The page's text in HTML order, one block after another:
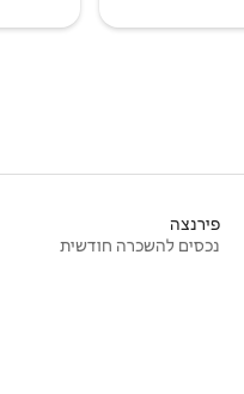
פירנצה
נכסים להשכרה חודשית